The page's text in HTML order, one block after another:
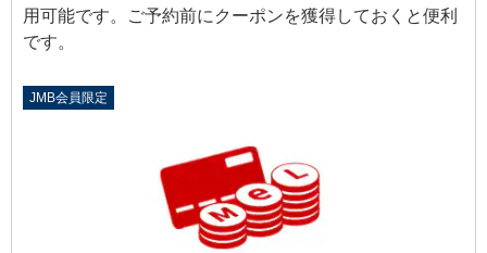
用可能です。ご予約前にクーポンを獲得しておくと便利
です。
JMB会員限定